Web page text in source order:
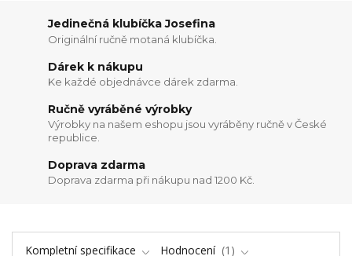
Jedinečná klubíčka Josefina
Originální ručně motaná klubíčka.
Dárek k nákupu
Ke každé objednávce dárek zdarma.
Ručně vyráběné výrobky
Výrobky na našem eshopu jsou vyráběny ručně v České
republice.
Doprava zdarma
Doprava zdarma při nákupu nad 1200 Kč.
Kompletní specifikace Hodnocení
1